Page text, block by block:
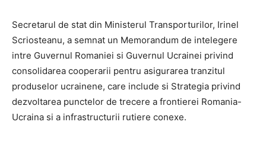
Secretarul de stat din Ministerul Transporturilor, Irinel
Scriosteanu, a semnat un Memorandum de intelegere
intre Guvernul Romaniei si Guvernul Ucrainei privind
consolidarea cooperarii pentru asigurarea tranzitul
produselor ucrainene, care include si Strategia privind
dezvoltarea punctelor de trecere a frontierei Romania-
Ucraina si a infrastructurii rutiere conexe.